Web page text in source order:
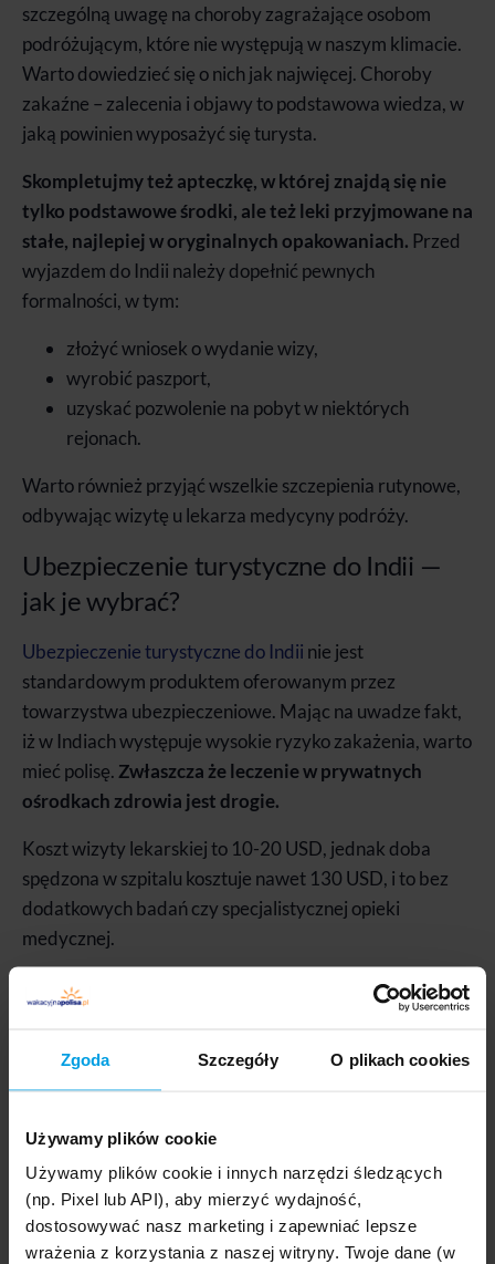
Zgoda Szczegóły O plikach cookies
Używamy plików cookie
Używamy plików cookie i innych narzędzi śledzących
(np. Pixel lub API), aby mierzyć wydajność,
dostosowywać nasz marketing i zapewniać lepsze
wrażenia z korzystania z naszej witryny. Twoje dane (w
szczególną uwagę na choroby zagrażające osobom
podróżującym, które nie występują w naszym klimacie.
Warto dowiedzieć się o nich jak najwięcej. Choroby
zakaźne – zalecenia i objawy to podstawowa wiedza, w
jaką powinien wyposażyć się turysta.
Skompletujmy też apteczkę, w której znajdą się nie
tylko podstawowe środki, ale też leki przyjmowane na
stałe, najlepiej w oryginalnych opakowaniach. Przed
wyjazdem do Indii należy dopełnić pewnych
formalności, w tym:
złożyć wniosek o wydanie wizy,
wyrobić paszport,
uzyskać pozwolenie na pobyt w niektórych
rejonach.
Warto również przyjąć wszelkie szczepienia rutynowe,
odbywając wizytę u lekarza medycyny podróży.
Ubezpieczenie turystyczne do Indii —
jak je wybrać?
Ubezpieczenie turystyczne do Indii nie jest
standardowym produktem oferowanym przez
towarzystwa ubezpieczeniowe. Mając na uwadze fakt,
iż w Indiach występuje wysokie ryzyko zakażenia, warto
mieć polisę. Zwłaszcza że leczenie w prywatnych
ośrodkach zdrowia jest drogie.
Koszt wizyty lekarskiej to 10-20 USD, jednak doba
spędzona w szpitalu kosztuje nawet 130 USD, i to bez
dodatkowych badań czy specjalistycznej opieki
medycznej.
Wykupienie indywidualnego pakietu
ubezpieczeniowego pozwoli uchronić się przed
Zwróćmy uwagę, aby polisa zawierała:
ochronę w zakresie następstw nieszczęśliwych
wypadków,
ubezpieczenie od utraty bagażu,
OC w życiu prywatnym,